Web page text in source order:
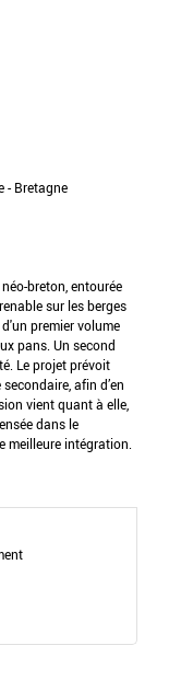
- Bretagne
breton, entourée
sur les berges
premier volume
pans. Un second
Le projet prévoit
afin d’en
vient quant à elle,
dans le
meilleure intégration.